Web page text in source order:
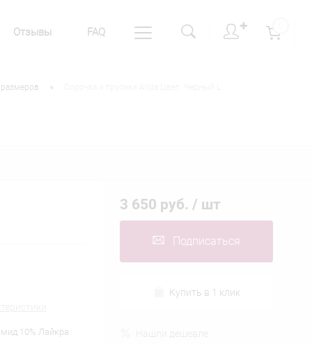
Отзывы FAQ
✚
10% Лайкра
3 650 руб. / шт
Подписаться
Купить в 1 клик